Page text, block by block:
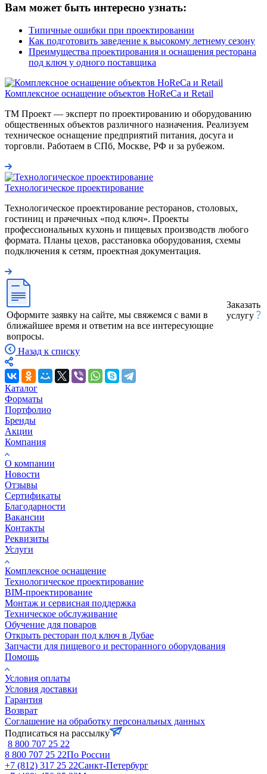
Вам может быть интересно узнать:
Типичные ошибки при проектировании
Как подготовить заведение к высокому летнему сезону
Преимущества проектирования и оснащения ресторана
под ключ у одного поставщика
Комплексное оснащение объектов HoReCa и Retail
ТМ Проект — эксперт по проектированию и оборудованию
общественных объектов различного назначения. Реализуем
техническое оснащение предприятий питания, досуга и
торговли. Работаем в СПб, Москве, РФ и за рубежом.
Технологическое проектирование
Технологическое проектирование ресторанов, столовых,
гостиниц и прачечных «под ключ». Проекты
профессиональных кухонь и пищевых производств любого
формата. Планы цехов, расстановка оборудования, схемы
подключения к сетям, проектная документация.
Оформите заявку на сайте, мы свяжемся с вами в
ближайшее время и ответим на все интересующие
вопросы.
Заказать
услугу
Назад к списку
Каталог
Форматы
Портфолио
Бренды
Акции
Компания
О компании
Новости
Отзывы
Сертификаты
Благодарности
Вакансии
Контакты
Реквизиты
Услуги
Комплексное оснащение
Технологическое проектирование
BIM-проектирование
Монтаж и сервисная поддержка
Техническое обслуживание
Обучение для поваров
Открыть ресторан под ключ в Дубае
Запчасти для пищевого и ресторанного оборудования
Помощь
Условия оплаты
Условия доставки
Гарантия
Возврат
Соглашение на обработку персональных данных
Подписаться на рассылку
8 800 707 25 22
8 800 707 25 22По России
+7 (812) 317 25 22Санкт-Петербург